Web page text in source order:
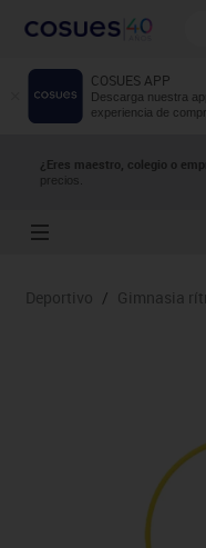
COSUES APP
Descarga nuestra
experiencia de
¿Eres maestro, colegio o
precios.
Deportivo / Gimnasia